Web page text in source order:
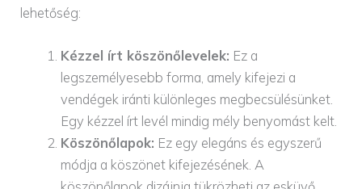
lehetőség:
Kézzel írt köszönőlevelek: Ez a
legszemélyesebb forma, amely kifejezi a
vendégek iránti különleges megbecsülésünket.
Egy kézzel írt levél mindig mély benyomást kelt.
Köszönőlapok: Ez egy elegáns és egyszerű
módja a köszönet kifejezésének. A